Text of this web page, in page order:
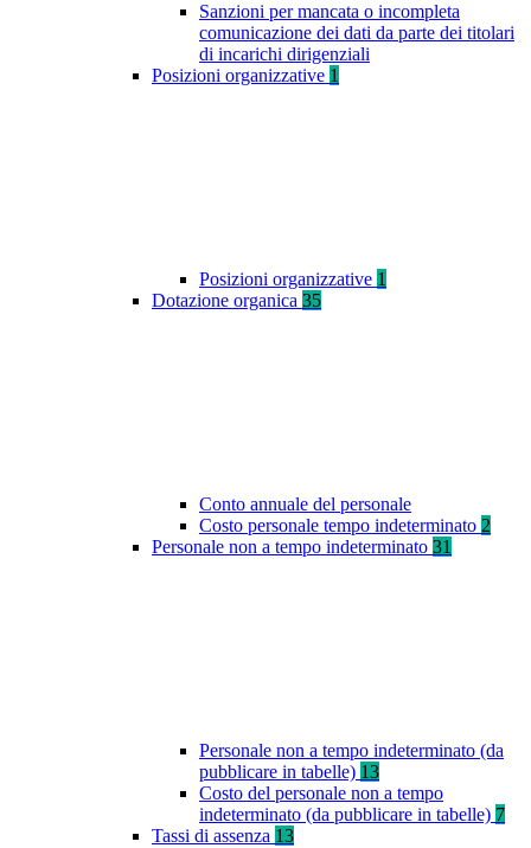
Sanzioni per mancata o incompleta
comunicazione dei dati da parte dei titolari
di incarichi dirigenziali
Posizioni organizzative 1
Posizioni organizzative 1
Dotazione organica 35
Conto annuale del personale
Costo personale tempo indeterminato 2
Personale non a tempo indeterminato 31
Personale non a tempo indeterminato (da
pubblicare in tabelle) 13
Costo del personale non a tempo
indeterminato (da pubblicare in tabelle) 7
Tassi di assenza 13